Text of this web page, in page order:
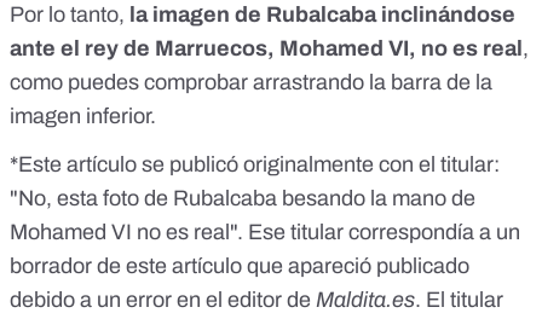
Por lo tanto, la imagen de Rubalcaba inclinándose
ante el rey de Marruecos, Mohamed VI, no es real ,
como puedes comprobar arrastrando la barra de la
imagen inferior.
*Este artículo se publicó originalmente con el titular:
"No, esta foto de Rubalcaba besando la mano de
Mohamed VI no es real". Ese titular correspondía a un
borrador de este artículo que apareció publicado
debido a un error en el editor de Maldita.es. El titular